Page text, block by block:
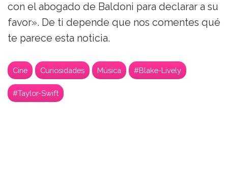
con el abogado de Baldoni para declarar a su
favor». De ti depende que nos comentes qué
te parece esta noticia.
Cine Curiosidades Música #Blake-Lively
#Taylor-Swift